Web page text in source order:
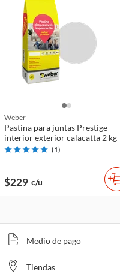
Weber
Pastina para juntas Prestige
interior exterior calacatta 2 kg
(1)
$229 c/u
Medio de pago
Tiendas